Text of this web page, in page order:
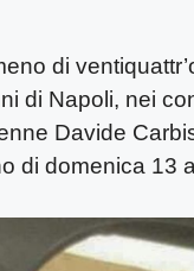
di
di Napoli, nei
Davide
di domenica 13